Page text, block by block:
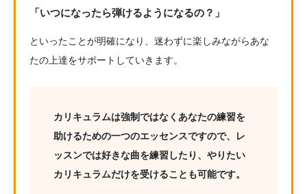
「いつになったら弾けるようになるの？」
といったことが明確になり、迷わずに楽しみながらあな
たの上達をサポートしていきます。
カリキュラムは強制ではなくあなたの練習を
助けるための一つのエッセンスですので、レ
ッスンでは好きな曲を練習したり、やりたい
カリキュラムだけを受けることも可能です。